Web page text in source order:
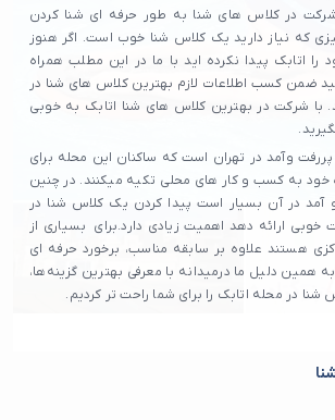
شرکت در کلاس های شنا به طور حرفه ای شنا کردن
که نیاز دارید یک کلاس شنا خوب است. اگر هنوز
اتابک پیدا نکرده اید با ما در این مطلب همراه
ضمن کسب اطلاعات لازم بهترین کلاس های شنا در
با شرکت در بهترین کلاس های شنا اتابک به خوبی
وآمد در تهران است که ساکنان این محله برای
خود به کسب و کار های محلی تکیه میکنند. در چنین
در آن بسیار است پیدا کردن یک کلاس شنا در
ارائه دهد اهمیت زیادی دارد.برای بسیاری از
هستند علاوه بر سابقه مناسب، برخورد حرفه‌ ای
دلیل ما درمیدانه با معرفی بهترین گزینه‌ها،
در محله اتابک را برای شما راحت تر کردیم.